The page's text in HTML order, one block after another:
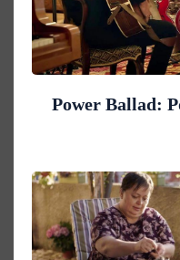
Power Ballad: